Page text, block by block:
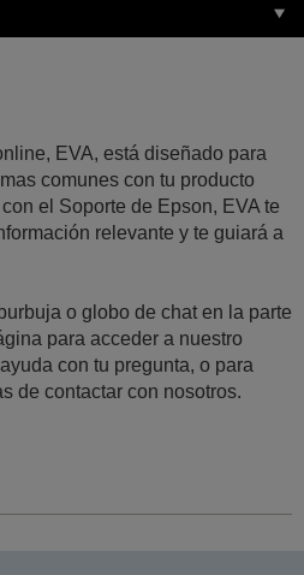
EVA, está diseñado para
comunes con tu producto
el Soporte de Epson, EVA te
relevante y te guiará a
o globo de chat en la parte
para acceder a nuestro
con tu pregunta, o para
de contactar con nosotros.